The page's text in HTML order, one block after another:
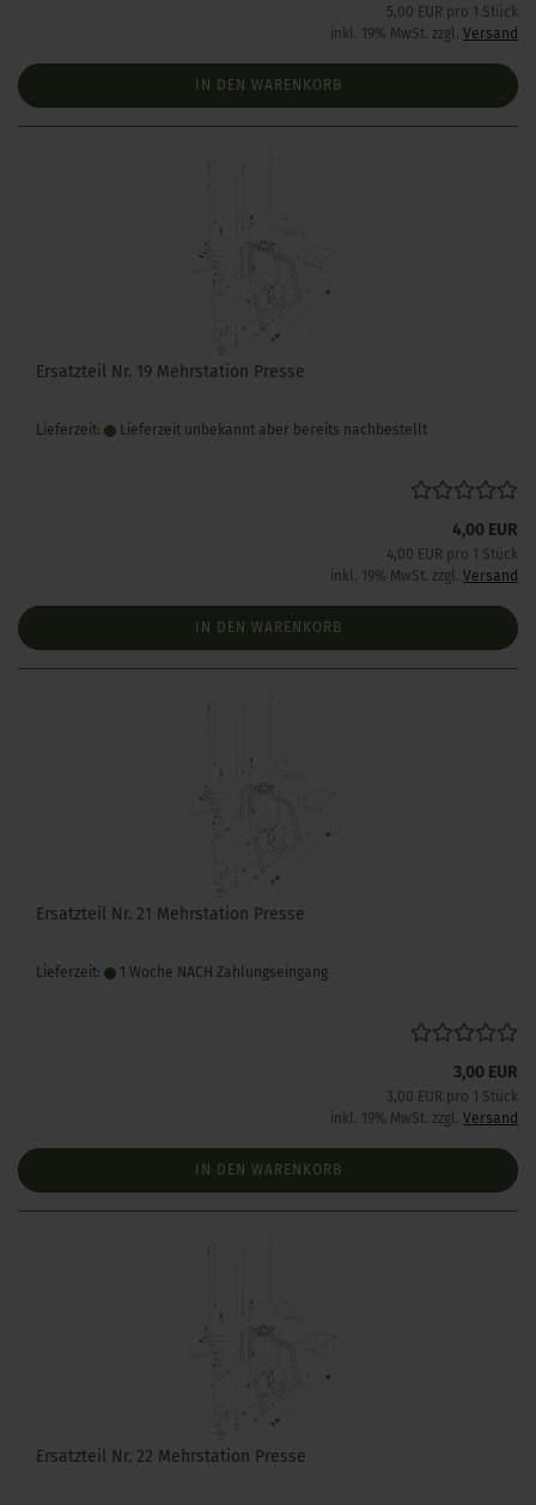
5,00 EUR pro 1 Stück
inkl. 19% MwSt. zzgl. Versand
IN DEN WARENKORB
Ersatzteil Nr. 19 Mehrstation Presse
Lieferzeit: Lieferzeit unbekannt aber bereits nachbestellt
4,00 EUR
4,00 EUR pro 1 Stück
inkl. 19% MwSt. zzgl. Versand
IN DEN WARENKORB
Ersatzteil Nr. 21 Mehrstation Presse
Lieferzeit: 1 Woche NACH Zahlungseingang
3,00 EUR
3,00 EUR pro 1 Stück
inkl. 19% MwSt. zzgl. Versand
IN DEN WARENKORB
Ersatzteil Nr. 22 Mehrstation Presse